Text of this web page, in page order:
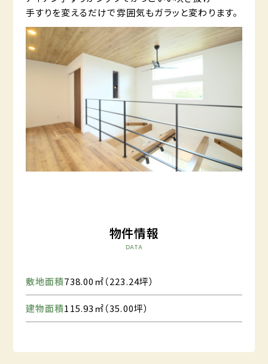
手すりを変えるだけで雰囲気もガラッと変わります。
物件情報
DATA
敷地面積738.00㎡（223.24坪）
建物面積115.93㎡（35.00坪）